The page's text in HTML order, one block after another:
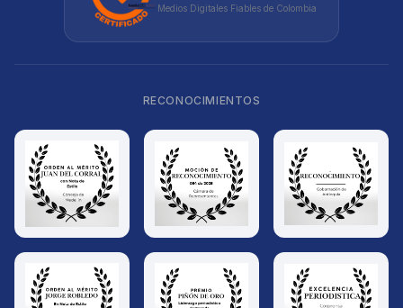
Medios Digitales Fiables de Colombia
RECONOCIMIENTOS